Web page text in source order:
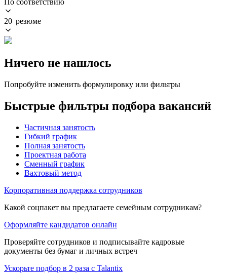
20 резюме
Ничего не нашлось
Попробуйте изменить формулировку или фильтры
Быстрые фильтры подбора вакансий
Частичная занятость
Гибкий график
Полная занятость
Проектная работа
Сменный график
Вахтовый метод
Корпоративная поддержка сотрудников
Какой соцпакет вы предлагаете семейным сотрудникам?
Оформляйте кандидатов онлайн
Проверяйте сотрудников и подписывайте кадровые
документы без бумаг и личных встреч
Ускорьте подбор в 2 раза с Talantix